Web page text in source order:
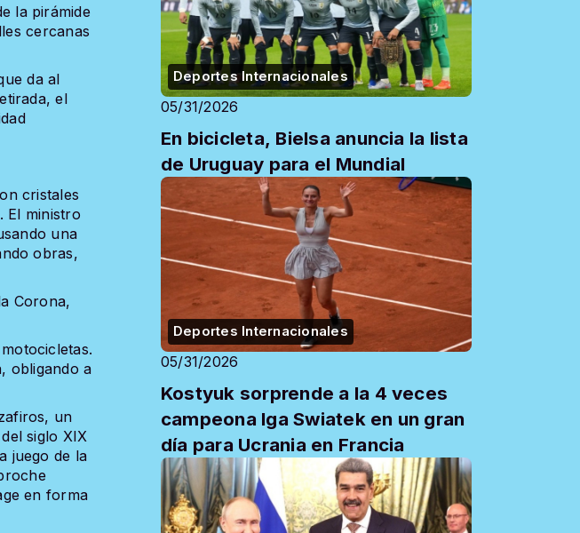
la pirámide
cercanas
da al
el
cristales
El ministro
una
obras,
Corona,
obligando a
un
siglo XIX
juego de la
en forma
Deportes Internacionales
05/31/2026
En bicicleta, Bielsa anuncia la lista
de Uruguay para el Mundial
Deportes Internacionales
05/31/2026
Kostyuk sorprende a la 4 veces
campeona Iga Swiatek en un gran
día para Ucrania en Francia